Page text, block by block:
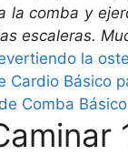
la comba y
escaleras.
la
Cardio Básico
Comba Básico